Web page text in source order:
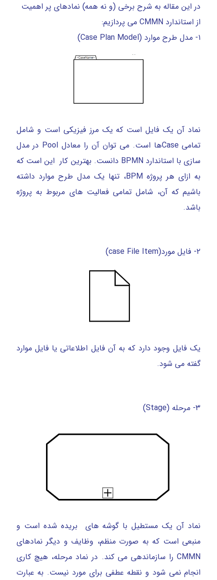
در این مقاله به شرح برخی (و نه همه) نمادهای پر اهمیت
از استاندارد CMMN می پردازیم:
۱- مدل طرح موارد (Case Plan Model)
نماد آن یک فایل است که یک مرز فیزیکی است و شامل
تمامی Caseها است. می توان آن را معادل Pool در مدل
سازی با استاندارد BPMN دانست. بهترین کار این است که
به ازای هر پروژه BPM، تنها یک مدل طرح موارد داشته
باشیم که آن، شامل تمامی فعالیت های مربوط به پروژه
باشد.
۲- فایل مورد(case File Item)
یک فایل وجود دارد که به آن فایل اطلاعاتی یا فایل موارد
گفته می شود.
۳- مرحله (Stage)
نماد آن یک مستطیل با گوشه های بریده شده است و
منبعی است که به صورت منظم، وظایف و دیگر نمادهای
CMMN را سازماندهی می کند. در نماد مرحله، هیچ کاری
انجام نمی شود و نقطه عطفی برای مورد نیست. به عبارت